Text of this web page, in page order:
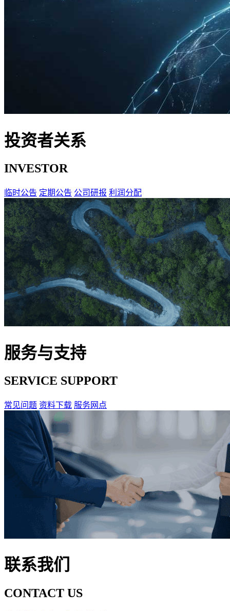
投资者关系
INVESTOR
临时公告 定期公告 公司研报 利润分配
服务与支持
SERVICE SUPPORT
常见问题 资料下载 服务网点
联系我们
CONTACT US